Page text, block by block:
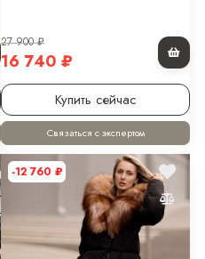
27 900₽
16 740 ₽
Купить сейчас
Связаться с экспертом
-12 760 ₽